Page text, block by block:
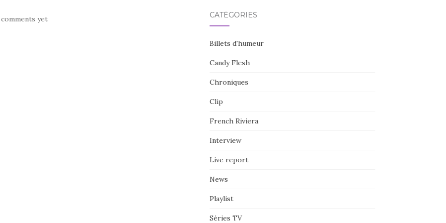
yet CATÉGORIES
Billets d'humeur
Candy Flesh
Chroniques
Clip
French Riviera
Interview
Live report
News
Playlist
Séries TV